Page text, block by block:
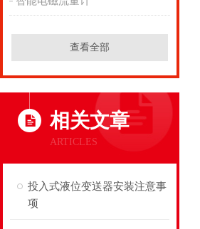
查看全部
相关文章
ARTICLES
投入式液位变送器安装注意事
项